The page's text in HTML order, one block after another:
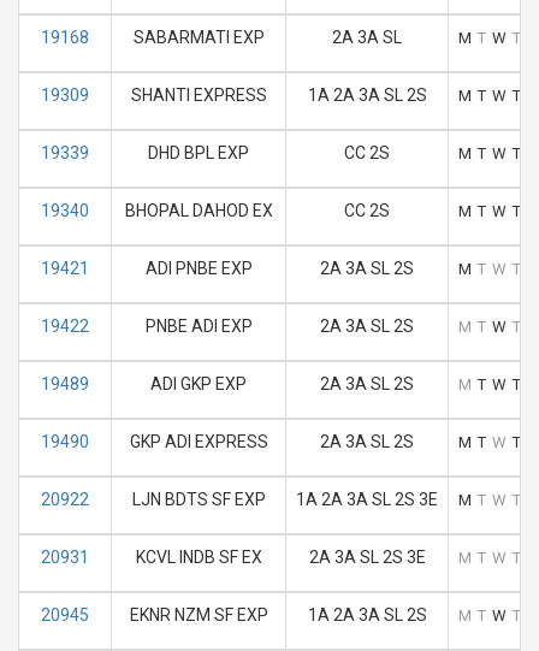
19168 SABARMATI EXP 2A 3A SL M T W T
19309 SHANTI EXPRESS 1A 2A 3A SL 2S M T W T
19339 DHD BPL EXP CC 2S M T W T
19340 BHOPAL DAHOD EX CC 2S M T W T
19421 ADI PNBE EXP 2A 3A SL 2S M T W T
19422 PNBE ADI EXP 2A 3A SL 2S M T W T
19489 ADI GKP EXP 2A 3A SL 2S M T W T
19490 GKP ADI EXPRESS 2A 3A SL 2S M T W T
20922 LJN BDTS SF EXP 1A 2A 3A SL 2S 3E M T W T
20931 KCVL INDB SF EX 2A 3A SL 2S 3E M T W T
20945 EKNR NZM SF EXP 1A 2A 3A SL 2S M T W T